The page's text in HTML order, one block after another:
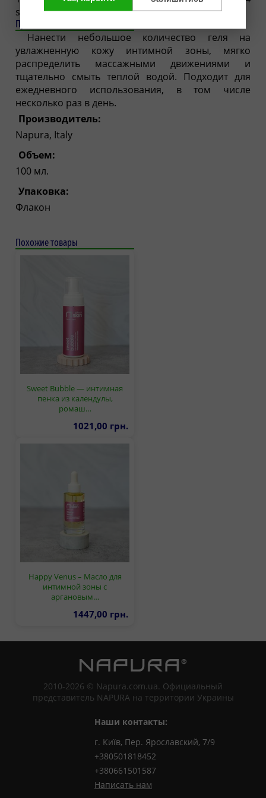
sec-pareth-5.
Применение
Нанести небольшое количество геля на
увлажненную кожу интимной зоны, мягко
распределить массажными движениями и
тщательно смыть теплой водой. Подходит для
ежедневного использования, в том числе
несколько раз в день.
Производитель:
Napura, Italy
Объем:
100 мл.
Упаковка:
Флакон
Похожие товары
Sweet Bubble — интимная
пенка из календулы,
ромаш…
1021,00 грн.
Happy Venus – Масло для
интимной зоны с
аргановым…
1447,00 грн.
2010-2026 © Napura.com.ua. Официальный
представитель NAPURA на территории Украины
Наши контакты:
г. Київ, Пер. Ярославский, 7/9
+380501818452
+380661501587
Написать нам